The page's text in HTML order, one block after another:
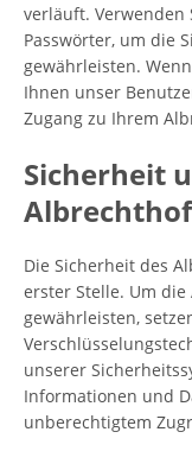
verläuft. Verwenden
Passwörter, um die
gewährleisten.
Ihnen unser
Zugang zu Ihrem
Sicherheit
Die Sicherheit des
erster Stelle. Um
gewährleisten,
unserer
Informationen und
unberechtigtem